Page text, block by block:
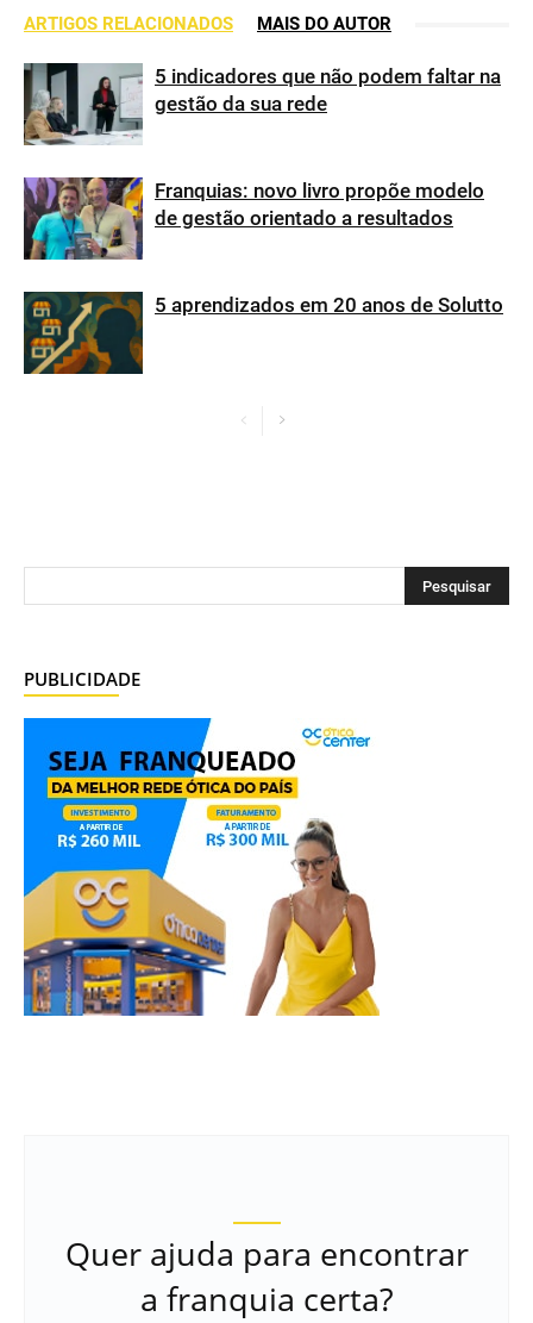
ARTIGOS RELACIONADOS MAIS DO AUTOR
5 indicadores que não podem faltar na
gestão da sua rede
Franquias: novo livro propõe modelo
de gestão orientado a resultados
5 aprendizados em 20 anos de Solutto
PUBLICIDADE
Quer ajuda para encontrar
a franquia certa?